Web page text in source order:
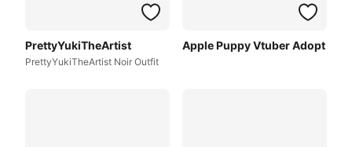
PrettyYukiTheArtist
PrettyYukiTheArtist Noir Outfit
Apple Puppy Vtuber Adopt